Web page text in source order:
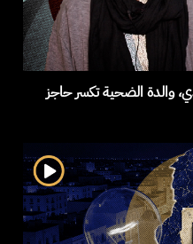
والدة الضحية تكسر حاجز